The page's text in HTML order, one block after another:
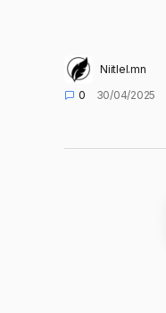
Niitlel.mn
0
30/04/2025